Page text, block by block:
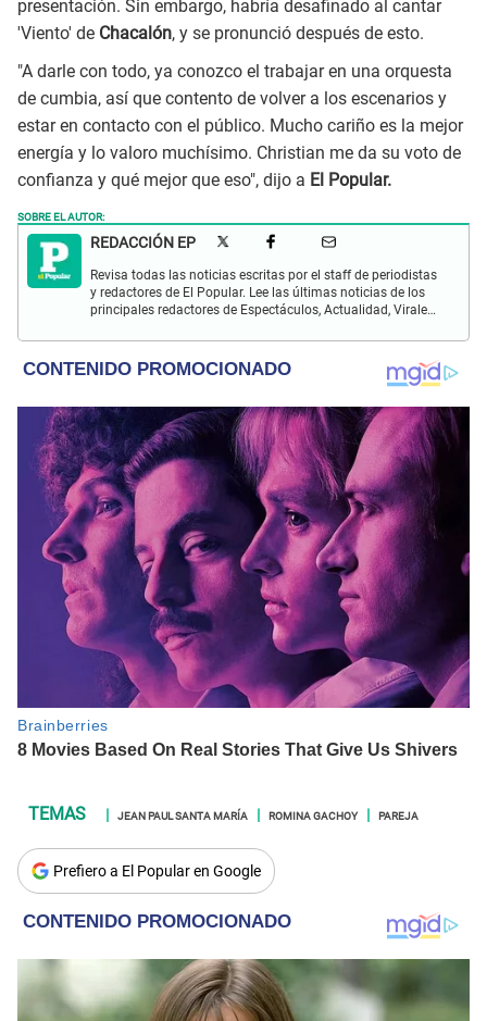
presentación. Sin embargo, habría desafinado al cantar
'Viento' de Chacalón, y se pronunció después de esto.
"A darle con todo, ya conozco el trabajar en una orquesta
de cumbia, así que contento de volver a los escenarios y
estar en contacto con el público. Mucho cariño es la mejor
energía y lo valoro muchísimo. Christian me da su voto de
confianza y qué mejor que eso", dijo a El Popular.
SOBRE EL AUTOR:
REDACCIÓN EP
Revisa todas las noticias escritas por el staff de periodistas
y redactores de El Popular. Lee las últimas noticias de los
principales redactores de Espectáculos, Actualidad, Virales,
JEAN PAUL SANTA MARÍA ROMINA GACHOY PAREJA
Prefiero a El Popular en Google